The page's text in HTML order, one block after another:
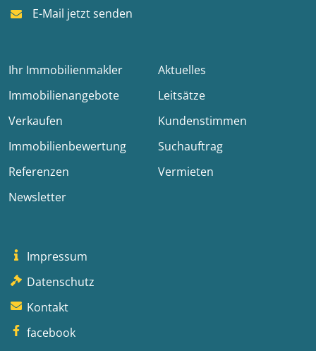
E-Mail jetzt senden
Ihr Immobilienmakler
Aktuelles
Immobilienangebote
Leitsätze
Verkaufen
Kundenstimmen
Immobilienbewertung
Suchauftrag
Referenzen
Vermieten
Newsletter
Impressum
Datenschutz
Kontakt
facebook